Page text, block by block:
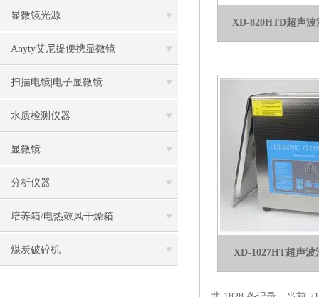
显微镜光源
Anyty艾尼提便携显微镜
扫描电镜|电子显微镜
水质检测仪器
显微镜
分析仪器
培养箱/电热鼓风干燥箱
煤炭破碎机
XD-820HTD超声
XD-1027HT超声